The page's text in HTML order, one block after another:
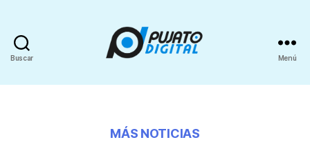
Buscar Menú
MÁS NOTICIAS